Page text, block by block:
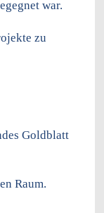
war.
zu
Goldblatt
Raum.